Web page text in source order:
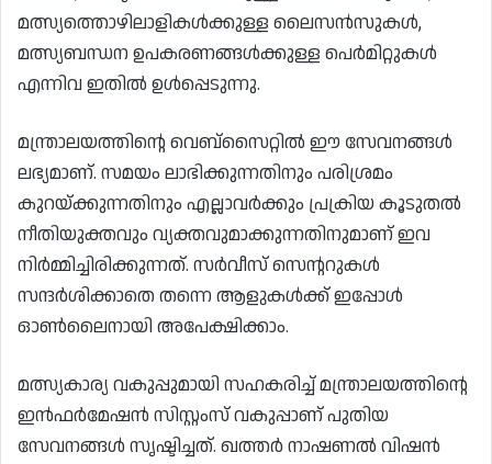
മത്സ്യത്തൊഴിലാളികൾക്കുള്ള ലൈസൻസുകൾ,
മത്സ്യബന്ധന ഉപകരണങ്ങൾക്കുള്ള പെർമിറ്റുകൾ
എന്നിവ ഇതിൽ ഉൾപ്പെടുന്നു.
മന്ത്രാലയത്തിന്റെ വെബ്‌സൈറ്റിൽ ഈ സേവനങ്ങൾ
ലഭ്യമാണ്. സമയം ലാഭിക്കുന്നതിനും പരിശ്രമം
കുറയ്ക്കുന്നതിനും എല്ലാവർക്കും പ്രക്രിയ കൂടുതൽ
നീതിയുക്തവും വ്യക്തവുമാക്കുന്നതിനുമാണ് ഇവ
നിർമ്മിച്ചിരിക്കുന്നത്. സർവീസ് സെന്ററുകൾ
സന്ദർശിക്കാതെ തന്നെ ആളുകൾക്ക് ഇപ്പോൾ
ഓൺലൈനായി അപേക്ഷിക്കാം.
മത്സ്യകാര്യ വകുപ്പുമായി സഹകരിച്ച് മന്ത്രാലയത്തിന്റെ
ഇൻഫർമേഷൻ സിസ്റ്റംസ് വകുപ്പാണ് പുതിയ
സേവനങ്ങൾ സൃഷ്ടിച്ചത്. ഖത്തർ നാഷണൽ വിഷൻ